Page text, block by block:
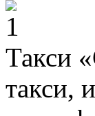
Такси
такси,